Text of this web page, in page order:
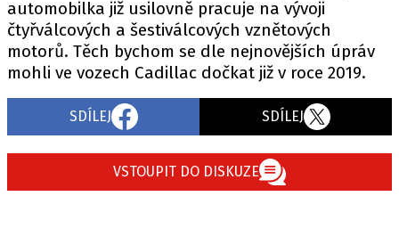
Máte příběh, fotku nebo video?
Pošlete e-mail na autoroad.cz
VYDAVATEL
automobilka již usilovně pracuje na vývoji
čtyřválcových a šestiválcových vznětových
motorů. Těch bychom se dle nejnovějších úpráv
mohli ve vozech Cadillac dočkat již v roce 2019.
SDÍLEJ SDÍLEJ
VSTOUPIT DO DISKUZE